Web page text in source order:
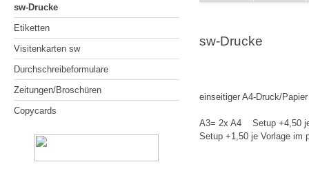
sw-Drucke
Etiketten
Visitenkarten sw
Durchschreibeformulare
Zeitungen/Broschüren
Copycards
sw-Drucke
einseitiger A4-Druck/
A3= 2x A4 Setup
Setup +1,50 je Vorlage